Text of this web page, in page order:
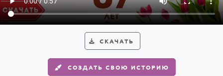
СКАЧАТЬ
СОЗДАТЬ СВОЮ ИСТОРИЮ